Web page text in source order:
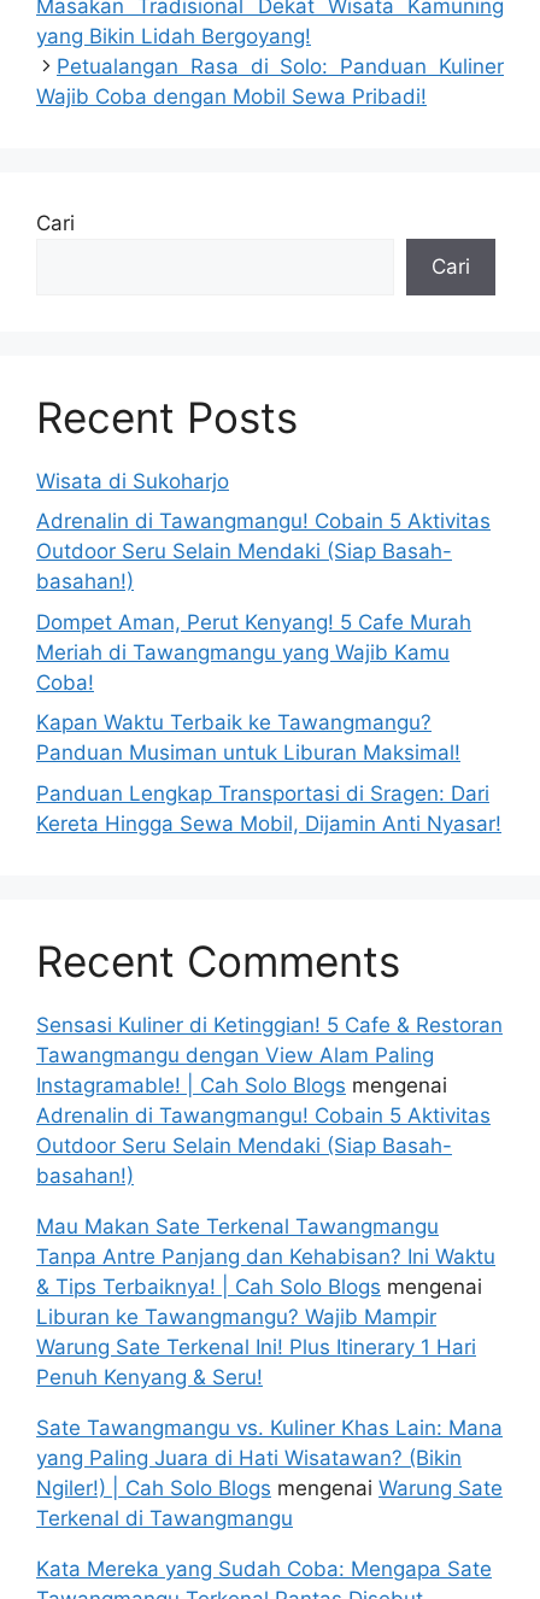
Masakan Tradisional Dekat Wisata Kamuning
yang Bikin Lidah Bergoyang!
Petualangan Rasa di Solo: Panduan Kuliner
Wajib Coba dengan Mobil Sewa Pribadi!
Cari
Cari
Recent Posts
Wisata di Sukoharjo
Adrenalin di Tawangmangu! Cobain 5 Aktivitas
Outdoor Seru Selain Mendaki (Siap Basah-
basahan!)
Dompet Aman, Perut Kenyang! 5 Cafe Murah
Meriah di Tawangmangu yang Wajib Kamu
Coba!
Kapan Waktu Terbaik ke Tawangmangu?
Panduan Musiman untuk Liburan Maksimal!
Panduan Lengkap Transportasi di Sragen: Dari
Kereta Hingga Sewa Mobil, Dijamin Anti Nyasar!
Recent Comments
Sensasi Kuliner di Ketinggian! 5 Cafe & Restoran
Tawangmangu dengan View Alam Paling
Instagramable! | Cah Solo Blogs mengenai
Adrenalin di Tawangmangu! Cobain 5 Aktivitas
Outdoor Seru Selain Mendaki (Siap Basah-
basahan!)
Mau Makan Sate Terkenal Tawangmangu
Tanpa Antre Panjang dan Kehabisan? Ini Waktu
& Tips Terbaiknya! | Cah Solo Blogs mengenai
Liburan ke Tawangmangu? Wajib Mampir
Warung Sate Terkenal Ini! Plus Itinerary 1 Hari
Penuh Kenyang & Seru!
Sate Tawangmangu vs. Kuliner Khas Lain: Mana
yang Paling Juara di Hati Wisatawan? (Bikin
Ngiler!) | Cah Solo Blogs mengenai Warung Sate
Terkenal di Tawangmangu
Kata Mereka yang Sudah Coba: Mengapa Sate